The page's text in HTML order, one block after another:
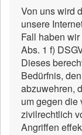
Von uns wird
unsere
Fall haben
Abs. 1 f)
Dieses
Bedürfnis,
abzuwehren,
um gegen die
zivilrechtlich
Angriffen